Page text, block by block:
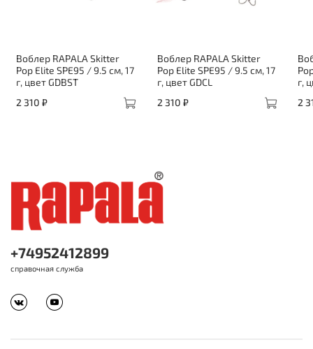
Воблер RAPALA Skitter
Pop Elite SPE95 / 9.5 см, 17
г, цвет GDBST
2 310 ₽
Воблер RAPALA Skitter
Pop Elite SPE95 / 9.5 см, 17
г, цвет GDCL
2 310 ₽
г,
2
+74952412899
справочная служба